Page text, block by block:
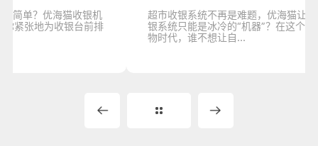
超市收银系统不再是难题，优海猫让你一机搞定！谁说收
银系统只能是冰冷的“机器”？在这个多元化、国际化的购